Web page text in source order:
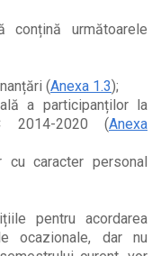
următoarele
(Anexa 1.3);
a participanților la
2014-2020 (Anexa
cu caracter personal
pentru acordarea
ocazionale, dar nu